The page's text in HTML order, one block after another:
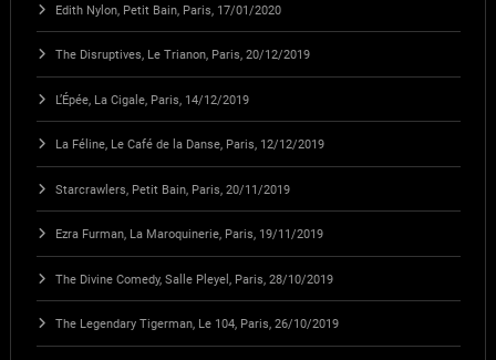
Edith Nylon, Petit Bain, Paris, 17/01/2020
The Disruptives, Le Trianon, Paris, 20/12/2019
L’Épée, La Cigale, Paris, 14/12/2019
La Féline, Le Café de la Danse, Paris, 12/12/2019
Starcrawlers, Petit Bain, Paris, 20/11/2019
Ezra Furman, La Maroquinerie, Paris, 19/11/2019
The Divine Comedy, Salle Pleyel, Paris, 28/10/2019
The Legendary Tigerman, Le 104, Paris, 26/10/2019